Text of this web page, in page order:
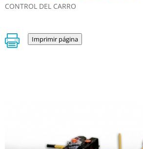
CONTROL DEL CARRO
 Imprimir página